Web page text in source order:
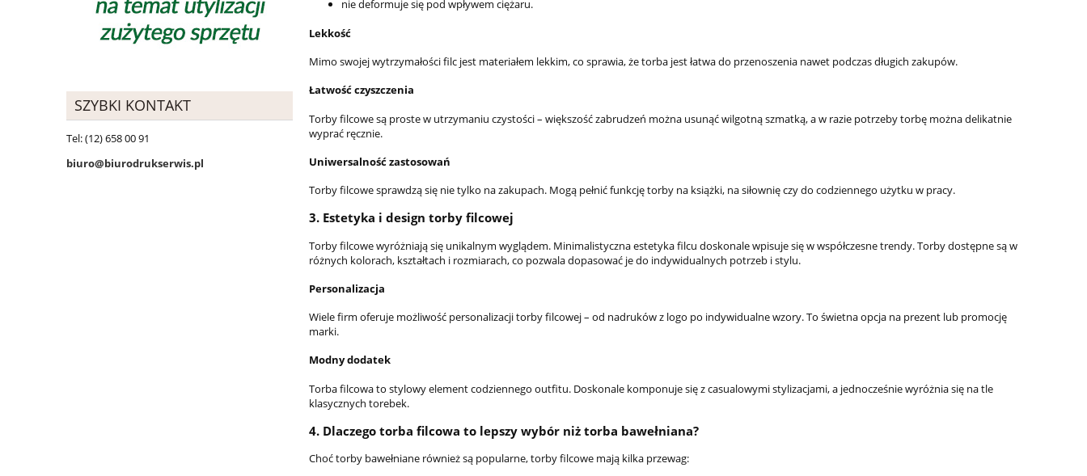
SZYBKI KONTAKT
Tel: (12) 658 00 91
biuro@biurodrukserwis.pl
nie deformuje się pod wpływem ciężaru.
Lekkość
Mimo swojej wytrzymałości filc jest materiałem lekkim, co sprawia, że torba jest łatwa do przenoszenia nawet podczas długich zakupów.
Łatwość czyszczenia
Torby filcowe są proste w utrzymaniu czystości – większość zabrudzeń można usunąć wilgotną szmatką, a w razie potrzeby torbę można delikatnie
wyprać ręcznie.
Uniwersalność zastosowań
Torby filcowe sprawdzą się nie tylko na zakupach. Mogą pełnić funkcję torby na książki, na siłownię czy do codziennego użytku w pracy.
3. Estetyka i design torby filcowej
Torby filcowe wyróżniają się unikalnym wyglądem. Minimalistyczna estetyka filcu doskonale wpisuje się w współczesne trendy. Torby dostępne są w
różnych kolorach, kształtach i rozmiarach, co pozwala dopasować je do indywidualnych potrzeb i stylu.
Personalizacja
Wiele firm oferuje możliwość personalizacji torby filcowej – od nadruków z logo po indywidualne wzory. To świetna opcja na prezent lub promocję
marki.
Modny dodatek
Torba filcowa to stylowy element codziennego outfitu. Doskonale komponuje się z casualowymi stylizacjami, a jednocześnie wyróżnia się na tle
klasycznych torebek.
4. Dlaczego torba filcowa to lepszy wybór niż torba bawełniana?
Choć torby bawełniane również są popularne, torby filcowe mają kilka przewag: